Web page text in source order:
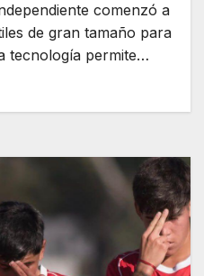
comenzó a
de gran tamaño para
tecnología permite…